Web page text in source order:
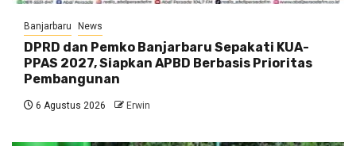
Banjarbaru News
DPRD dan Pemko Banjarbaru Sepakati KUA-
PPAS 2027, Siapkan APBD Berbasis Prioritas
Pembangunan
6 Agustus 2026 Erwin